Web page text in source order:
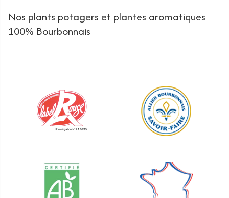
Nos plants potagers et plantes aromatiques
100% Bourbonnais